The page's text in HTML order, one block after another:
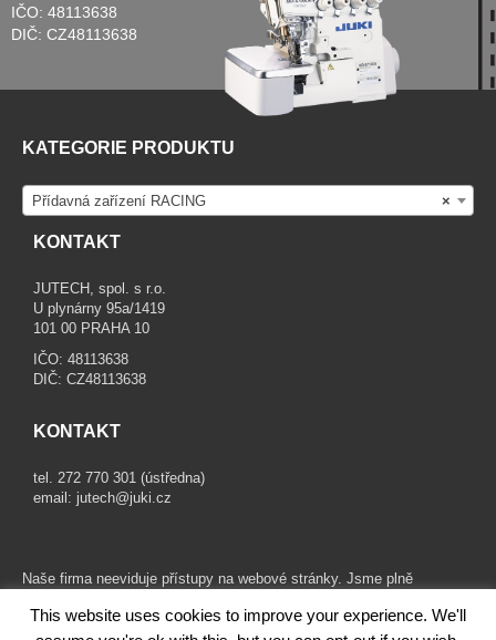
IČO: 48113638
DIČ: CZ48113638
KATEGORIE PRODUKTU
×
Přídavná zařízení RACING
KONTAKT
JUTECH, spol. s r.o.
U plynárny 95a/1419
101 00 PRAHA 10
IČO: 48113638
DIČ: CZ48113638
KONTAKT
tel. 272 770 301 (ústředna)
email: jutech@juki.cz
Naše firma neeviduje přístupy na webové stránky. Jsme plně
This website uses cookies to improve your experience. We'll